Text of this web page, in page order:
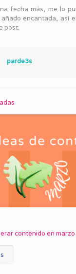
fecha más, me lo
encantada, así
post.
parde3s
contenido en